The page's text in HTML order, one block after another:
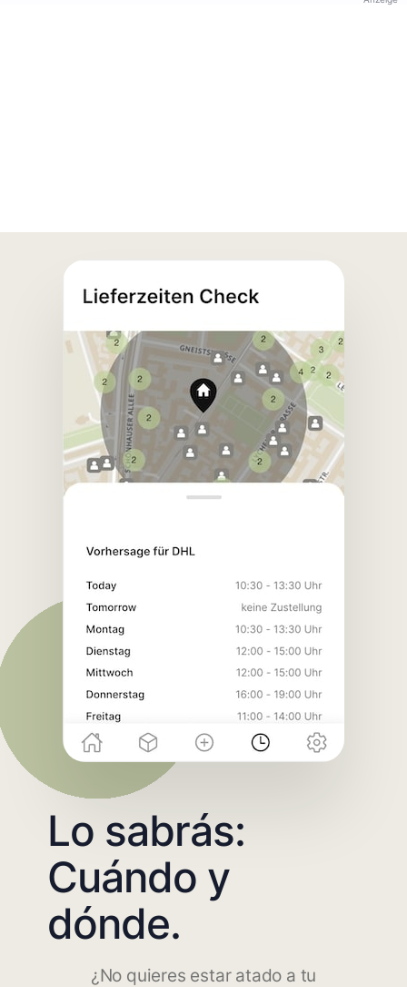
Lo sabrás:
Cuándo y
dónde.
¿No quieres estar atado a tu